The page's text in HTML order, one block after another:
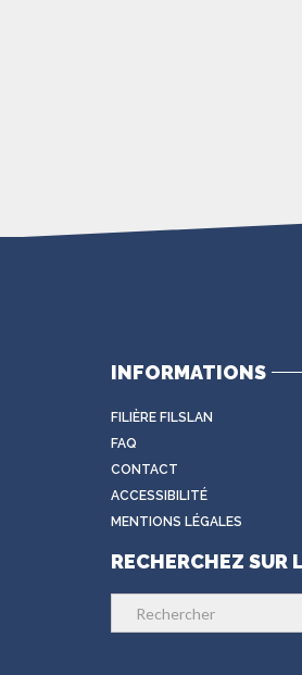
INFORMATIONS
FILIÈRE FILSLAN
FAQ
CONTACT
ACCESSIBILITÉ
MENTIONS LÉGALES
RECHERCHEZ SUR